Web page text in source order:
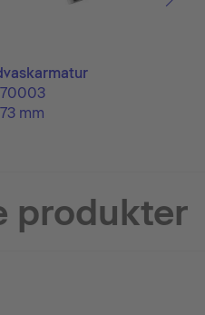
mm
produkter